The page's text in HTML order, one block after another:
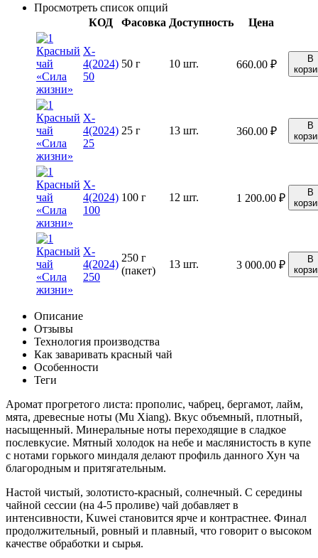
Просмотреть список опций
КОД
Фасовка Доступность Цена
X-
4(2024)
50
50 г 10 шт. 660.00 ₽
В
X-
4(2024)
25
25 г 13 шт. 360.00 ₽
В
X-
4(2024)
100
100 г 12 шт. 1 200.00 ₽
В
X-
4(2024)
250
250 г
(пакет)
13 шт. 3 000.00 ₽
В
Описание
Отзывы
Технология производства
Как заваривать красный чай
Особенности
Теги
Аромат прогретого листа: прополис, чабрец, бергамот, лайм,
мята, древесные ноты (Mu Xiang). Вкус объемный, плотный,
насыщенный. Минеральные ноты переходящие в сладкое
послевкусие. Мятный холодок на небе и маслянистость в купе
с нотами горького миндаля делают профиль данного Хун ча
благородным и притягательным.
Настой чистый, золотисто-красный, солнечный. С середины
чайной сессии (на 4-5 проливе) чай добавляет в
интенсивности, Kuwei становится ярче и контрастнее. Финал
продолжительный, ровный и плавный, что говорит о высоком
качестве обработки и сырья.